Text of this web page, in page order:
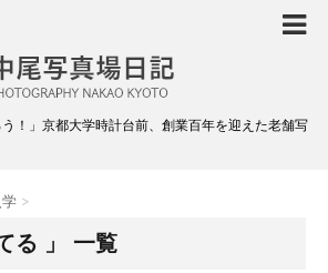
う！」京都大学時計台前、創業百年を迎えた老舗写
学 >
る 」 一覧